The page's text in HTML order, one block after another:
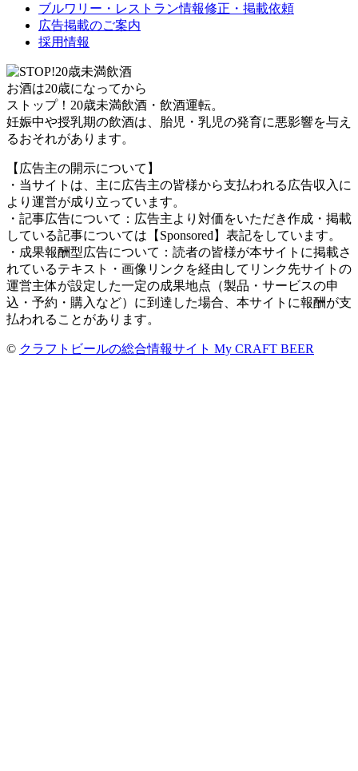
ブルワリー・レストラン情報修正・掲載依頼
広告掲載のご案内
採用情報
お酒は20歳になってから
ストップ！20歳未満飲酒・飲酒運転。
妊娠中や授乳期の飲酒は、胎児・乳児の発育に悪影響を与え
るおそれがあります。
【広告主の開示について】
・当サイトは、主に広告主の皆様から支払われる広告収入に
より運営が成り立っています。
・記事広告について：広告主より対価をいただき作成・掲載
している記事については【Sponsored】表記をしています。
・成果報酬型広告について：読者の皆様が本サイトに掲載さ
れているテキスト・画像リンクを経由してリンク先サイトの
運営主体が設定した一定の成果地点（製品・サービスの申
込・予約・購入など）に到達した場合、本サイトに報酬が支
払われることがあります。
© クラフトビールの総合情報サイト My CRAFT BEER